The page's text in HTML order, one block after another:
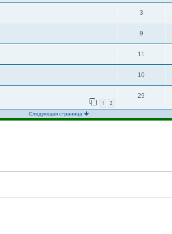
3
9
11
10
1 2
29
Следующая страница